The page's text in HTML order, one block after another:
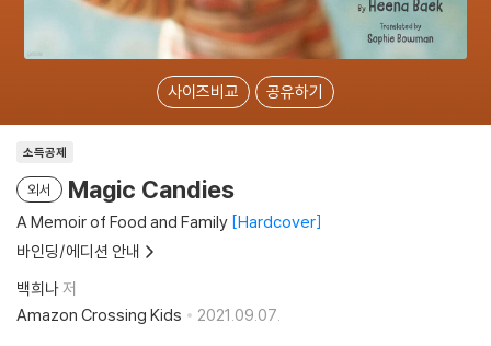
사이즈비교 공유하기
소득공제
외서 Magic Candies
A Memoir of Food and Family Hardcover
바인딩/에디션 안내
백희나저
Amazon Crossing Kids
2021.09.07.